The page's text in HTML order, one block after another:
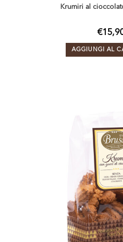
Krumiri al
€
AGGIUNGI AL